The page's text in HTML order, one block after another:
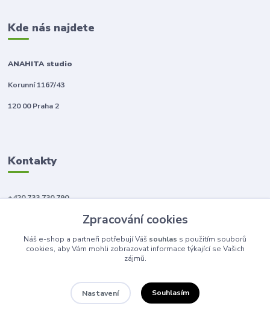
Kde nás najdete
ANAHITA studio
Korunní 1167/43
120 00 Praha 2
Kontakty
+420 733 730 790
Zpracování cookies
Náš e-shop a partneři potřebují Váš souhlas s použitím souborů
cookies, aby Vám mohli zobrazovat informace týkající se Vašich
zájmů.
Nastavení Souhlasím